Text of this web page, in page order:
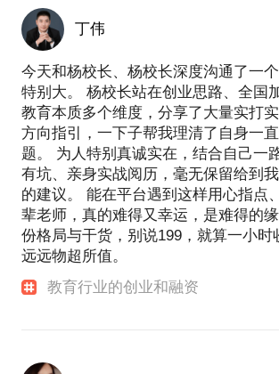
丁伟
今天和杨校长、杨校长深度沟通了一
特别大。 杨校长站在创业思路、全国
教育本质多个维度，分享了大量实打
方向指引，一下子帮我理清了自身一
题。 为人特别真诚实在，结合自己一
有坑、亲身实战阅历，毫无保留给到
的建议。 能在平台遇到这样用心指点
辈老师，真的难得又幸运，是难得的
份格局与干货，别说199，就算一小时
远远物超所值。
教育行业的创业和融资